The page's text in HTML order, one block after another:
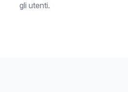
gli utenti.